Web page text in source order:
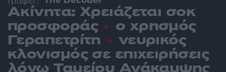
Ακίνητα: Χρειάζεται σοκ
προσφοράς ο χρησμός
Γεραπετρίτη νευρικός
κλονισμός σε επιχειρήσεις
λόγω Ταμείου Ανάκαμψης